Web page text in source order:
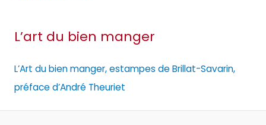
L’art du bien manger
L’Art du bien manger, estampes de Brillat-Savarin,
préface d’André Theuriet